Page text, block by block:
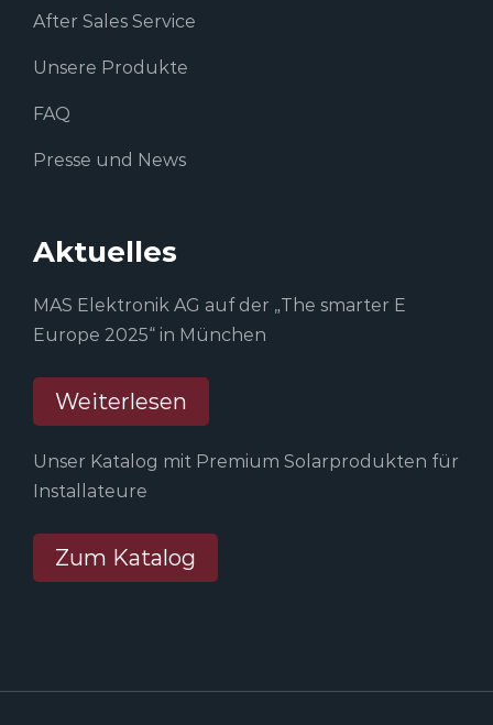
After Sales Service
Unsere Produkte
FAQ
Presse und News
Aktuelles
MAS Elektronik AG auf der „The smarter E
Europe 2025“ in München
Weiterlesen
Unser Katalog mit Premium Solarprodukten für
Installateure
Zum Katalog